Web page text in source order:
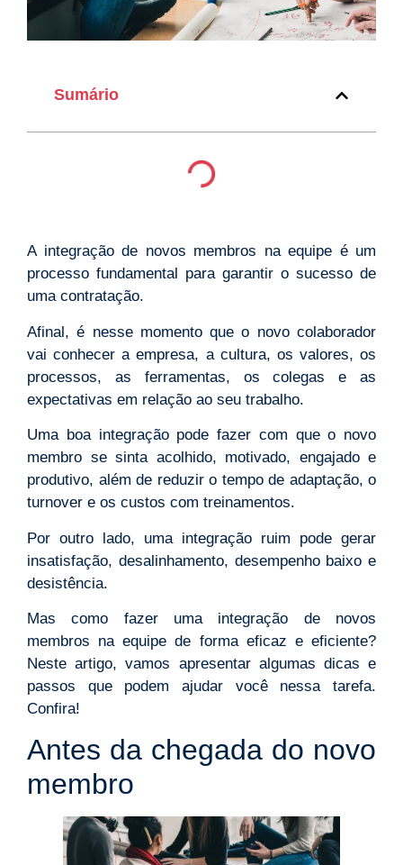
Sumário
A integração de novos membros na equipe é um
processo fundamental para garantir o sucesso de
uma contratação.
Afinal, é nesse momento que o novo colaborador
vai conhecer a empresa, a cultura, os valores, os
processos, as ferramentas, os colegas e as
expectativas em relação ao seu trabalho.
Uma boa integração pode fazer com que o novo
membro se sinta acolhido, motivado, engajado e
produtivo, além de reduzir o tempo de adaptação, o
turnover e os custos com treinamentos.
Por outro lado, uma integração ruim pode gerar
insatisfação, desalinhamento, desempenho baixo e
desistência.
Mas como fazer uma integração de novos
membros na equipe de forma eficaz e eficiente?
Neste artigo, vamos apresentar algumas dicas e
passos que podem ajudar você nessa tarefa.
Confira!
Antes da chegada do novo
membro